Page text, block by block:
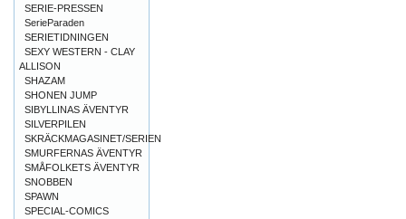
SERIE-PRESSEN
SerieParaden
SERIETIDNINGEN
SEXY WESTERN - CLAY
ALLISON
SHAZAM
SHONEN JUMP
SIBYLLINAS ÄVENTYR
SILVERPILEN
SKRÄCKMAGASINET/SERIEN
SMURFERNAS ÄVENTYR
SMÅFOLKETS ÄVENTYR
SNOBBEN
SPAWN
SPECIAL-COMICS